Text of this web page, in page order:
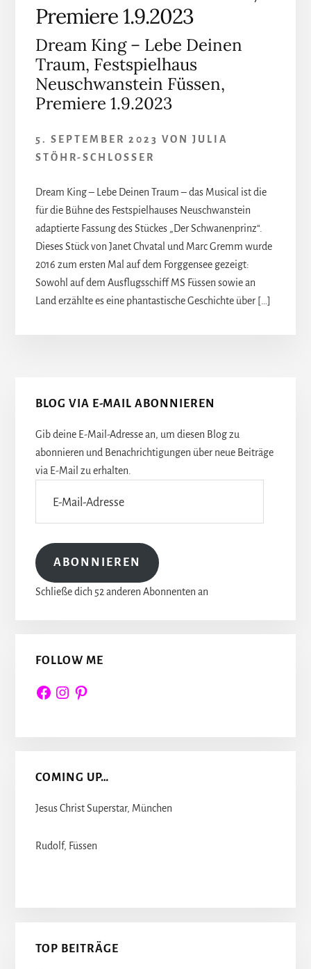
Premiere 1.9.2023
Dream King – Lebe Deinen
Traum, Festspielhaus
Neuschwanstein Füssen,
Premiere 1.9.2023
5. SEPTEMBER 2023 VON JULIA
STÖHR-SCHLOSSER
Dream King – Lebe Deinen Traum – das Musical ist die
für die Bühne des Festspielhauses Neuschwanstein
adaptierte Fassung des Stückes „Der Schwanenprinz“.
Dieses Stück von Janet Chvatal und Marc Gremm wurde
2016 zum ersten Mal auf dem Forggensee gezeigt:
Sowohl auf dem Ausflugsschiff MS Füssen sowie an
Land erzählte es eine phantastische Geschichte über […]
Seitenspalte
BLOG VIA E-MAIL ABONNIEREN
Gib deine E-Mail-Adresse an, um diesen Blog zu
abonnieren und Benachrichtigungen über neue Beiträge
via E-Mail zu erhalten.
Mail-
Adresse
ABONNIEREN
Schließe dich 52 anderen Abonnenten an
FOLLOW ME
FacebookInstagram
Pinterest
COMING UP…
Jesus Christ Superstar, München
Rudolf, Füssen
TOP BEITRÄGE